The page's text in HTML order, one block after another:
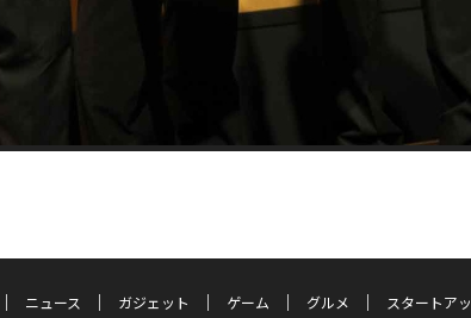
ニュース ガジェット ゲーム グルメ スタートア